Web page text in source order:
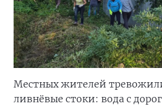
Местных жителей
ливнёвые стоки: вода с